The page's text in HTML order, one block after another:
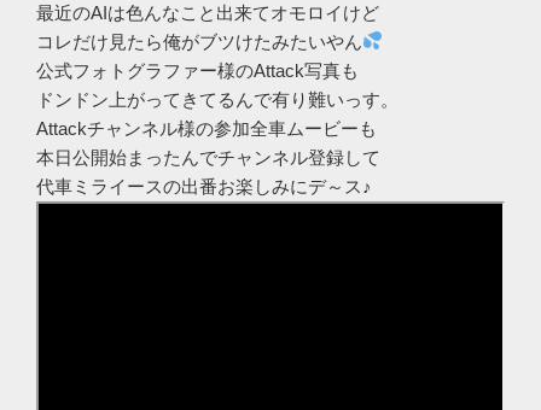
最近のAIは色んなこと出来てオモロイけど
コレだけ見たら俺がブツけたみたいやん
公式フォトグラファー様のAttack写真も
ドンドン上がってきてるんで有り難いっす。
Attackチャンネル様の参加全車ムービーも
本日公開始まったんでチャンネル登録して
代車ミライースの出番お楽しみにデ～ス♪